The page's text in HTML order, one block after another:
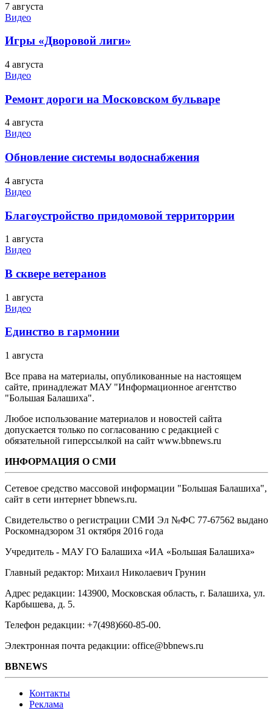
7 августа
Видео
Игры «Дворовой лиги»
4 августа
Видео
Ремонт дороги на Московском бульваре
4 августа
Видео
Обновление системы водоснабжения
4 августа
Видео
Благоустройство придомовой территоррии
1 августа
Видео
В сквере ветеранов
1 августа
Видео
Единство в гармонии
1 августа
Все права на материалы, опубликованные на настоящем
сайте, принадлежат МАУ "Информационное агентство
"Большая Балашиха".
Любое использование материалов и новостей сайта
допускается только по согласованию с редакцией с
обязательной гиперссылкой на сайт www.bbnews.ru
ИНФОРМАЦИЯ О СМИ
Сетевое средство массовой информации "Большая Балашиха",
сайт в сети интернет bbnews.ru.
Свидетельство о регистрации СМИ Эл №ФС ‎77-67562 выдано
Роскомнадзором 31 октября 2016 года
Учредитель - МАУ ГО Балашиха «ИА «Большая Балашиха»
Главный редактор: Михаил Николаевич Грунин
Адрес редакции: 143900, Московская область, г. Балашиха, ул.
Карбышева, д. 5.
Телефон редакции: +7(498)660-85-00.
Электронная почта редакции: office@bbnews.ru
BBNEWS
Контакты
Реклама